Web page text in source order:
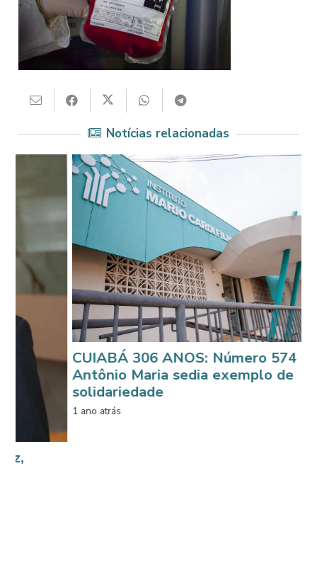
Notícias relacionadas
CUIABÁ 306 ANOS: Número 574 da Rua
Antônio Maria sedia exemplo de
solidariedade
1 ano atrás